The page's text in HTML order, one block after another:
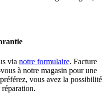
via notre formulaire. Facture
à notre magasin pour une
vous avez la possibilité